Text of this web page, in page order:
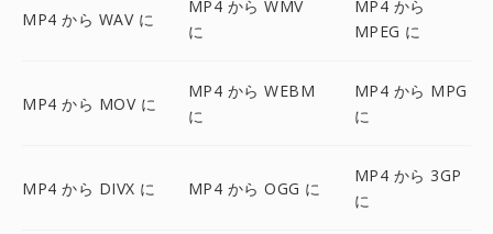
MP4 から WAV に
MP4 から WMV
に
MP4 から
MPEG に
MP4 から MOV に
MP4 から WEBM
に
MP4 から MPG
に
MP4 から DIVX に MP4 から OGG に
MP4 から 3GP
に